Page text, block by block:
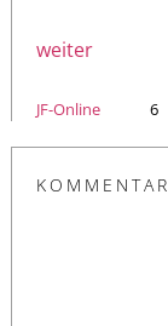
weiter
JF-Online 6
KOMMENTAR